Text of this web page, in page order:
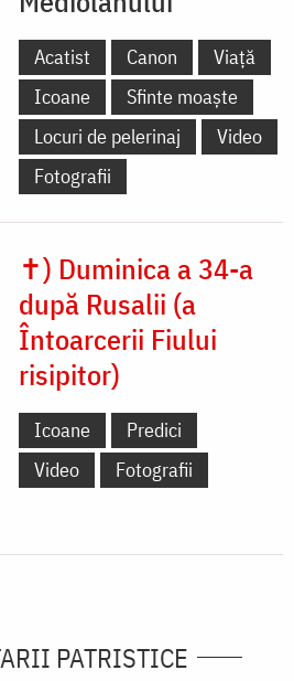
Acatist Canon
Viață
Icoane
Sfinte moaște
Locuri de pelerinaj
Video
Fotografii
✝) Duminica a 34-a
după Rusalii (a
Întoarcerii Fiului
risipitor)
Icoane
Predici
Video
Fotografii
PATRISTICE